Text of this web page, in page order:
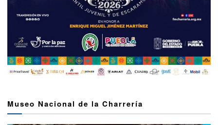
Museo Nacional de la Charrería